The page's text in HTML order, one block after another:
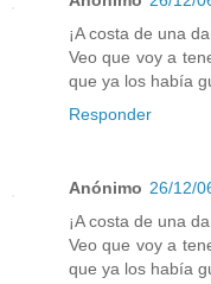
¡A costa de una
Veo que voy a
que ya los había
Responder
Anónimo 26/12/
¡A costa de una
Veo que voy a
que ya los había